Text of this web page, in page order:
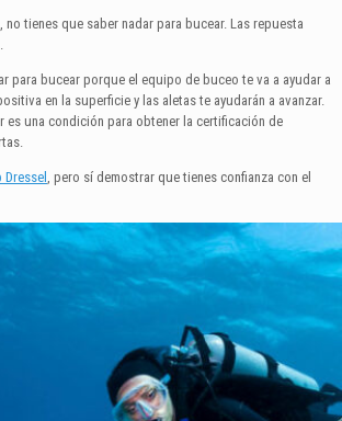
tienes que saber nadar para bucear. Las repuesta
para bucear porque el equipo de buceo te va a ayudar a
en la superficie y las aletas te ayudarán a avanzar.
es una condición para obtener la certificación de
Dressel , pero sí demostrar que tienes confianza con el